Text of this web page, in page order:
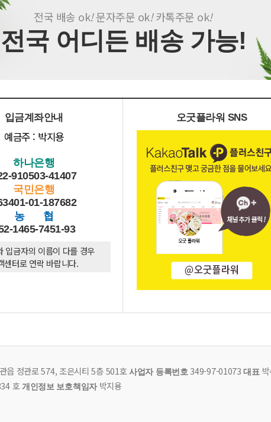
전국 배송 ok!문자주문 ok!카톡주문 ok!
전국 어디든 배송 가능!
입금계좌안내
예금주 : 박지용
하나은행
910503-41407
국민은행
01-187682
농 협
1465-7451-93
입금자의 이름이 다를 경우
센터로 연락 바랍니다.
오굿플라워 SNS
읍 정관로 574, 조은시티 5층 501호 사업자 등록번호 349-97-01073 대표
호 개인정보 보호책임자박지용